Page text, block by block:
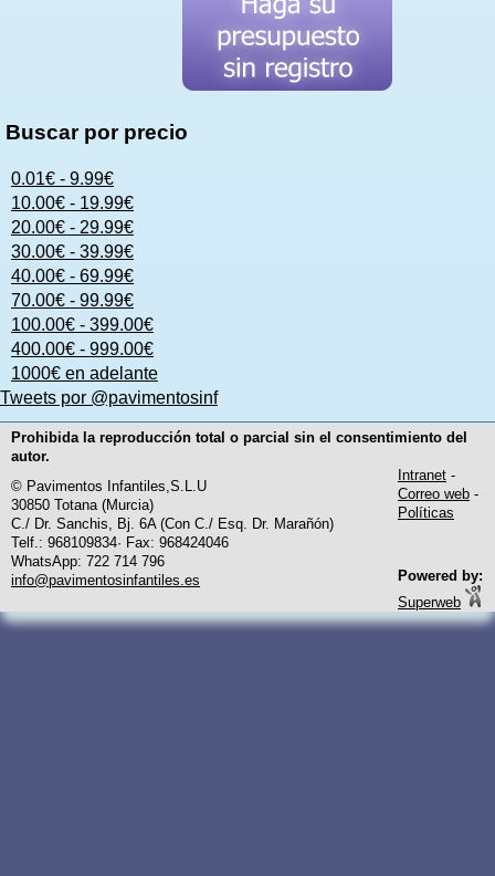
Buscar por precio
0.01€ - 9.99€
10.00€ - 19.99€
20.00€ - 29.99€
30.00€ - 39.99€
40.00€ - 69.99€
70.00€ - 99.99€
100.00€ - 399.00€
400.00€ - 999.00€
1000€ en adelante
Tweets por @pavimentosinf
Prohibida la reproducción total o parcial sin el consentimiento del
autor.
© Pavimentos Infantiles,S.L.U
30850 Totana (Murcia)
C./ Dr. Sanchis, Bj. 6A (Con C./ Esq. Dr. Marañón)
Telf.: 968109834· Fax: 968424046
WhatsApp: 722 714 796
info@pavimentosinfantiles.es
Intranet -
Correo web -
Políticas
Powered by:
Superweb